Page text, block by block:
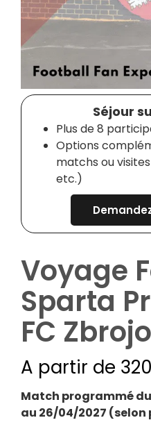
Séjour
Plus de 8
Options
matchs ou
etc.)
Voyage
Sparta
FC
A partir de
Match programmé
au 26/04/2027